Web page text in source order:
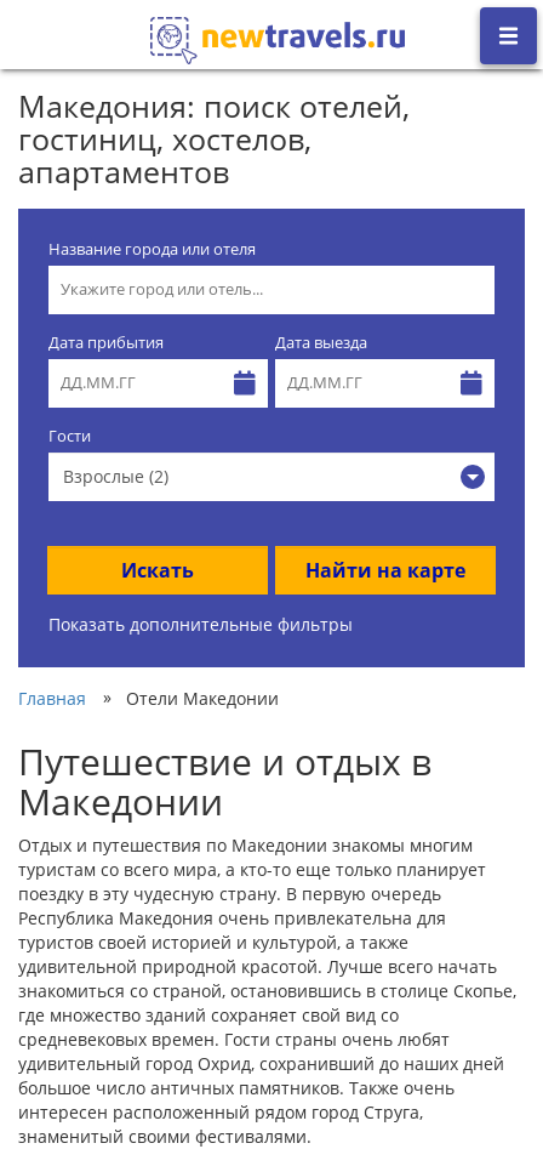
Македония: поиск отелей,
гостиниц, хостелов,
апартаментов
Название города или отеля
Дата прибытия Дата выезда
Гости
Взрослые (2)
Искать Найти на карте
Показать дополнительные фильтры
Главная » Отели Македонии
Путешествие и отдых в
Македонии
Отдых и путешествия по Македонии знакомы многим
туристам со всего мира, а кто-то еще только планирует
поездку в эту чудесную страну. В первую очередь
Республика Македония очень привлекательна для
туристов своей историей и культурой, а также
удивительной природной красотой. Лучше всего начать
знакомиться со страной, остановившись в столице Скопье,
где множество зданий сохраняет свой вид со
средневековых времен. Гости страны очень любят
удивительный город Охрид, сохранивший до наших дней
большое число античных памятников. Также очень
интересен расположенный рядом город Струга,
знаменитый своими фестивалями.